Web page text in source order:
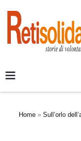
Home » Sull’orlo